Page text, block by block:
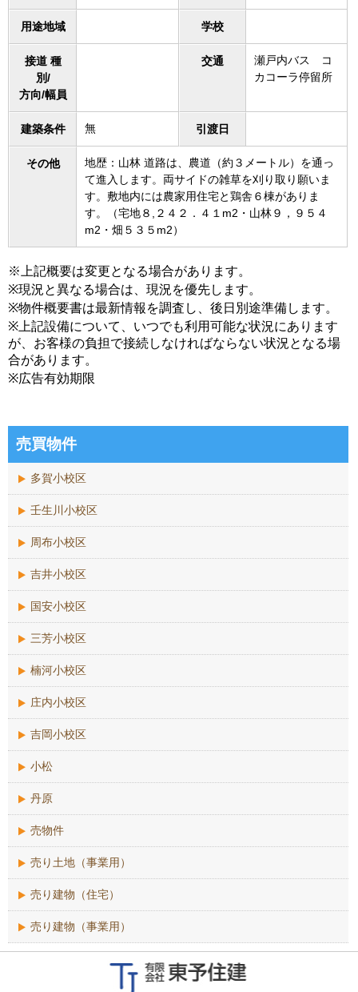
用途地域 学校
接道 種
別/
方向/幅員
交通
瀬戸内バス コ
カコーラ停留所
建築条件 無 引渡日
その他
地歴：山林 道路は、農道（約３メートル）を通っ
て進入します。両サイドの雑草を刈り取り願いま
す。敷地内には農家用住宅と鶏舎６棟がありま
す。（宅地８,２４２．４１m2・山林９，９５４
m2・畑５３５m2）
※上記概要は変更となる場合があります。
※現況と異なる場合は、現況を優先します。
※物件概要書は最新情報を調査し、後日別途準備します。
※上記設備について、いつでも利用可能な状況にあります
が、お客様の負担で接続しなければならない状況となる場
合があります。
※広告有効期限
売買物件
多賀小校区
壬生川小校区
周布小校区
吉井小校区
国安小校区
三芳小校区
楠河小校区
庄内小校区
吉岡小校区
小松
丹原
売物件
売り土地（事業用）
売り建物（住宅）
売り建物（事業用）